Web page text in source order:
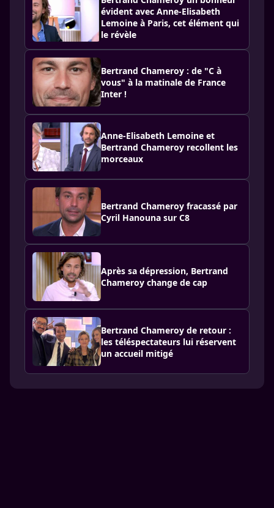
évident avec Anne-Elisabeth
Lemoine à Paris, cet élément qui
le révèle
Bertrand Chameroy : de "C à
vous" à la matinale de France
Inter !
Anne-Elisabeth Lemoine et
Bertrand Chameroy recollent les
morceaux
Bertrand Chameroy fracassé par
Cyril Hanouna sur C8
Après sa dépression, Bertrand
Chameroy change de cap
Bertrand Chameroy de retour :
les téléspectateurs lui réservent
un accueil mitigé